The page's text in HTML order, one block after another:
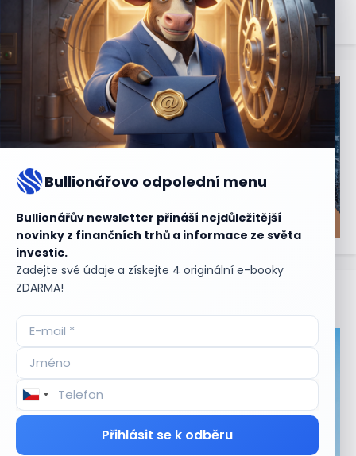
Bullionářovo odpolední menu
Bullionářův newsletter přináší nejdůležitější
novinky z finančních trhů a informace ze světa
investic.
Zadejte své údaje a získejte 4 originální e-booky
ZDARMA!
Přihlásit se k odběru
Aktuální